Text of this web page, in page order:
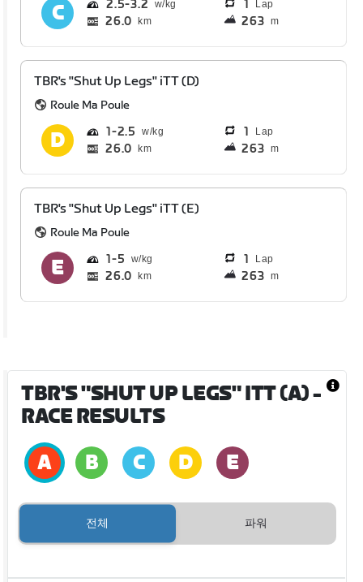
2.5 3.2 1 Lap
26.0 km 263 m
TBR's "Shut Up Legs" iTT (D)
Roule Ma Poule
1 2.5 1 Lap
26.0 km 263 m
TBR's "Shut Up Legs" iTT (E)
Roule Ma Poule
1 5 1 Lap
26.0 km 263 m
TBR'S "SHUT UP LEGS" ITT (A)-
RACE RESULTS
전체 파워